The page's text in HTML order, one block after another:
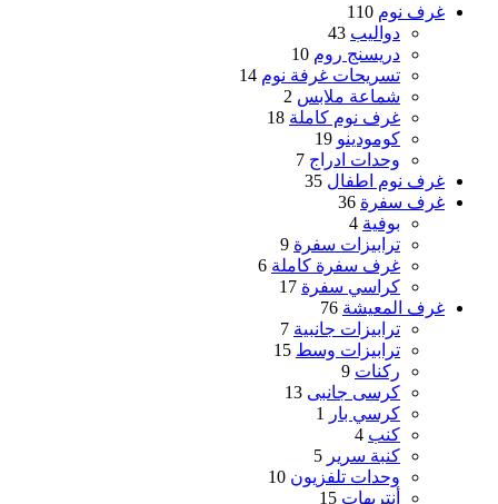
غرف نوم 110
دواليب 43
دريسنج روم 10
تسريحات غرفة نوم 14
شماعة ملابس 2
غرف نوم كاملة 18
كومودينو 19
وحدات ادراج 7
غرف نوم اطفال 35
غرف سفرة 36
بوفية 4
ترابيزات سفرة 9
غرف سفرة كاملة 6
كراسي سفرة 17
غرف المعيشة 76
ترابيزات جانبية 7
ترابيزات وسط 15
ركنات 9
كرسى جانبى 13
كرسي بار
1
كنب 4
كنبة سرير 5
وحدات تلفزيون 10
أنتريهات 15